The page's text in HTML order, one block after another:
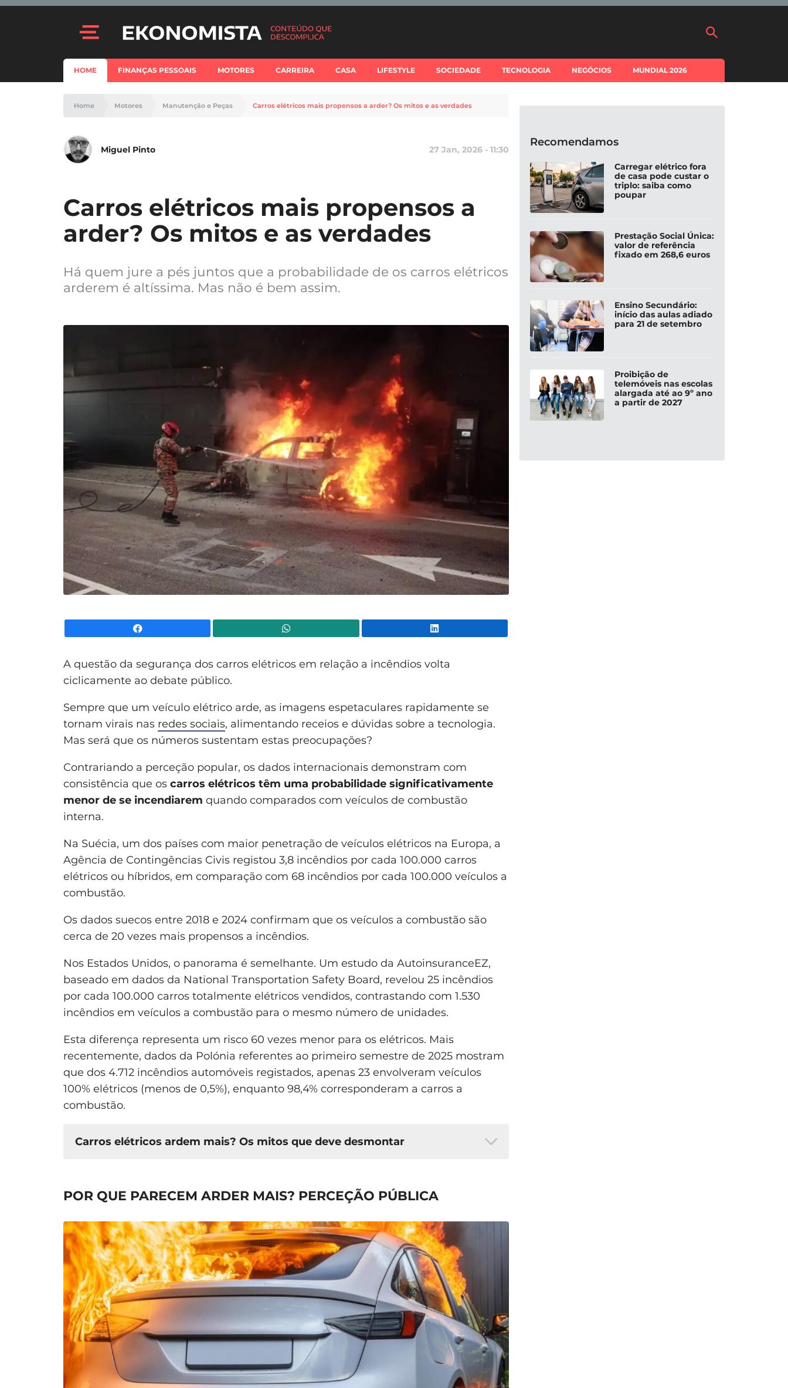
HOME FINANÇAS PESSOAIS MOTORES CARREIRA CASA LIFESTYLE SOCIEDADE TECNOLOGIA NEGÓCIOS MUNDIAL 2026
Home Motores Manutenção e Peças Carros elétricos mais propensos a arder? Os mitos e as verdades
Miguel Pinto 27 Jan, 2026 - 11:30
Carros elétricos mais propensos a
arder? Os mitos e as verdades
Há quem jure a pés juntos que a probabilidade de os carros elétricos
arderem é altíssima. Mas não é bem assim.
A questão da segurança dos carros elétricos em relação a incêndios volta
ciclicamente ao debate público.
Sempre que um veículo elétrico arde, as imagens espetaculares rapidamente se
tornam virais nas redes sociais, alimentando receios e dúvidas sobre a tecnologia.
Mas será que os números sustentam estas preocupações?
Contrariando a perceção popular, os dados internacionais demonstram com
consistência que os carros elétricos têm uma probabilidade significativamente
menor de se incendiarem quando comparados com veículos de combustão
interna.
Na Suécia, um dos países com maior penetração de veículos elétricos na Europa, a
Agência de Contingências Civis registou 3,8 incêndios por cada 100.000 carros
elétricos ou híbridos, em comparação com 68 incêndios por cada 100.000 veículos a
combustão.
Os dados suecos entre 2018 e 2024 confirmam que os veículos a combustão são
cerca de 20 vezes mais propensos a incêndios.
Nos Estados Unidos, o panorama é semelhante. Um estudo da AutoinsuranceEZ,
baseado em dados da National Transportation Safety Board, revelou 25 incêndios
por cada 100.000 carros totalmente elétricos vendidos, contrastando com 1.530
incêndios em veículos a combustão para o mesmo número de unidades.
Esta diferença representa um risco 60 vezes menor para os elétricos. Mais
recentemente, dados da Polónia referentes ao primeiro semestre de 2025 mostram
que dos 4.712 incêndios automóveis registados, apenas 23 envolveram veículos
100% elétricos (menos de 0,5%), enquanto 98,4% corresponderam a carros a
combustão.
Carros elétricos ardem mais? Os mitos que deve desmontar
violenta, as baterias de iões de lítio modernas possuem múltiplos
raras, ocorrendo tipicamente apenas após danos físicos severos ou falhas
catastróficas.
“É impossível apagar um incêndio num carro elétrico”
: Embora mais
complexo e demorado, os serviços de emergência estão equipados
e treinados para lidar com estas situações. A água continua a ser o
método mais eficaz, aplicada em grandes quantidades
para arrefecer as baterias.
“Os carros elétricos libertam vapores tóxicos constantemente”
: As baterias
são hermeticamente seladas e não emitem gases durante o uso normal.
POR QUE PARECEM ARDER MAIS? PERCEÇÃO PÚBLICA
Recomendamos
Carregar elétrico fora
de casa pode custar o
triplo: saiba como
poupar
Prestação Social Única:
valor de referência
fixado em 268,6 euros
Ensino Secundário:
início das aulas adiado
para 21 de setembro
Proibição de
telemóveis nas escolas
alargada até ao 9º ano
a partir de 2027